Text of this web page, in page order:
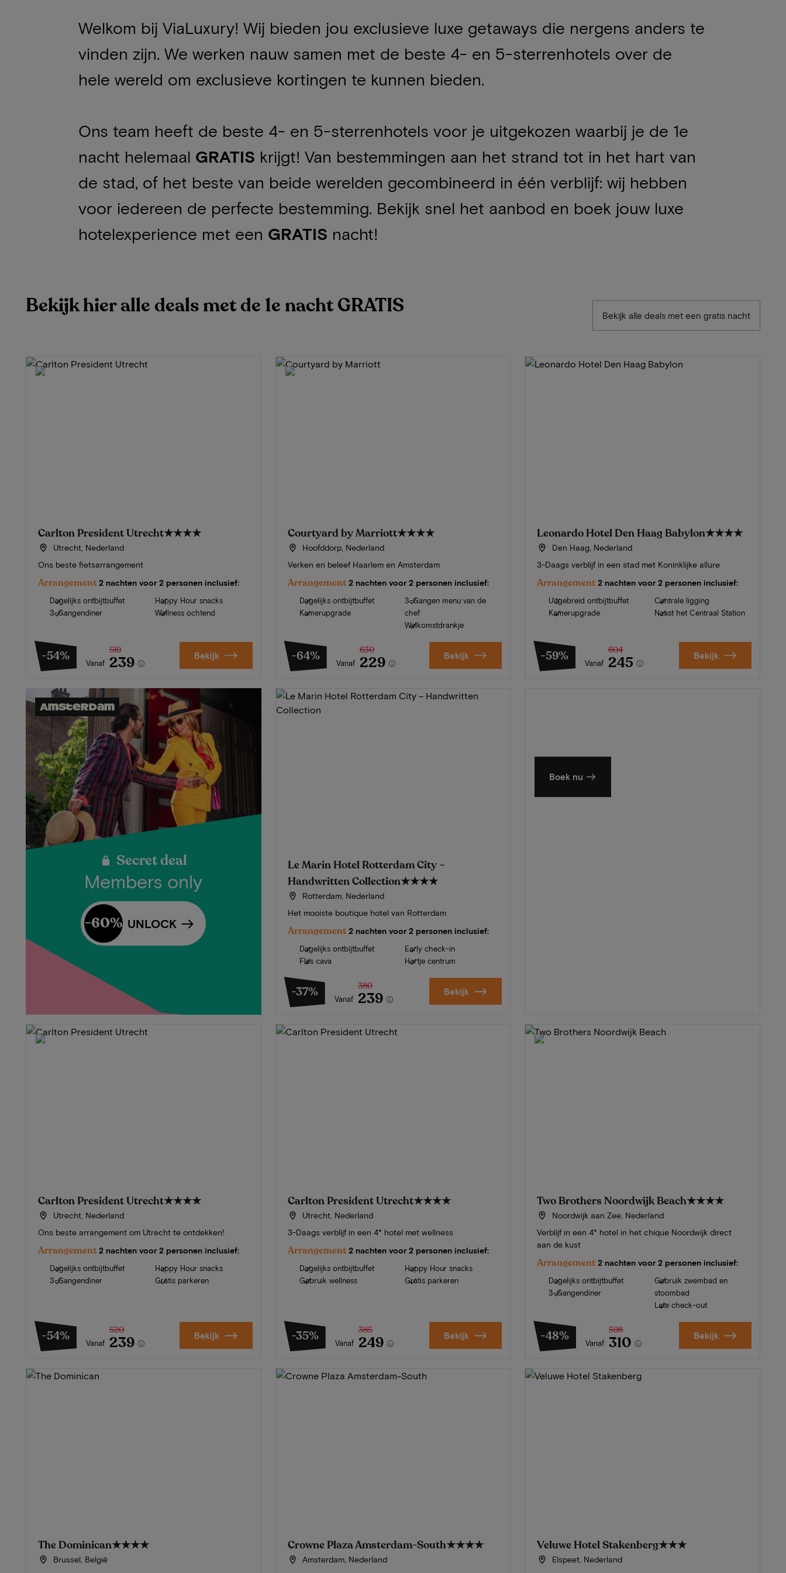
Welkom bij ViaLuxury! Wij bieden jou exclusieve luxe getaways die nergens anders te
vinden zijn. We werken nauw samen met de beste 4- en 5-sterrenhotels over de
hele wereld om exclusieve kortingen te kunnen bieden.
Ons team heeft de beste 4- en 5-sterrenhotels voor je uitgekozen waarbij je de 1e
nacht helemaal GRATIS krijgt! Van bestemmingen aan het strand tot in het hart van
de stad, of het beste van beide werelden gecombineerd in één verblijf: wij hebben
voor iedereen de perfecte bestemming. Bekijk snel het aanbod en boek jouw luxe
hotelexperience met een GRATIS nacht!
Bekijk hier alle deals met de 1e nacht GRATIS Bekijk alle deals met een gratis nacht
Carlton President Utrecht★★★★
Utrecht, Nederland
Ons beste fietsarrangement
Arrangement 2 nachten voor 2 personen inclusief:
Dagelijks ontbijtbuffet
3-Gangendiner
Happy Hour snacks
Wellness ochtend
-54% Vanaf
519
239 Bekijk
Courtyard by Marriott★★★★
Hoofddorp, Nederland
Verken en beleef Haarlem en Amsterdam
Arrangement 2 nachten voor 2 personen inclusief:
Dagelijks ontbijtbuffet
Kamerupgrade
3-Gangen menu van de
chef
Welkomstdrankje
-64% Vanaf
630
229 Bekijk
Leonardo Hotel Den Haag Babylon★★★★
Den Haag, Nederland
3-Daags verblijf in een stad met Koninklijke allure
Arrangement 2 nachten voor 2 personen inclusief:
Uitgebreid ontbijtbuffet
Kamerupgrade
Centrale ligging
Naast het Centraal Station
-59% Vanaf
604
245 Bekijk
Amsterdam
Secret deal
Members only
UNLOCK
-60%
Le Marin Hotel Rotterdam City –
Handwritten Collection★★★★
Rotterdam, Nederland
Het mooiste boutique hotel van Rotterdam
Arrangement 2 nachten voor 2 personen inclusief:
Dagelijks ontbijtbuffet
Fles cava
Early check-in
Hartje centrum
-37% Vanaf
380
239 Bekijk
Boek nu
Carlton President Utrecht★★★★
Utrecht, Nederland
Ons beste arrangement om Utrecht te ontdekken!
Arrangement 2 nachten voor 2 personen inclusief:
Dagelijks ontbijtbuffet
3-Gangendiner
Happy Hour snacks
Gratis parkeren
-54% Vanaf
520
239 Bekijk
Carlton President Utrecht★★★★
Utrecht, Nederland
3-Daags verblijf in een 4* hotel met wellness
Arrangement 2 nachten voor 2 personen inclusief:
Dagelijks ontbijtbuffet
Gebruik wellness
Happy Hour snacks
Gratis parkeren
-35% Vanaf
385
249 Bekijk
Two Brothers Noordwijk Beach★★★★
Noordwijk aan Zee, Nederland
Verblijf in een 4* hotel in het chique Noordwijk direct
aan de kust
Arrangement 2 nachten voor 2 personen inclusief:
Dagelijks ontbijtbuffet
3-Gangendiner
Gebruik zwembad en
stoombad
Late check-out
-48% Vanaf
598
310 Bekijk
The Dominican★★★★
Brussel, België
Crowne Plaza Amsterdam-South★★★★
Amsterdam, Nederland
Veluwe Hotel Stakenberg★★★
Elspeet, Nederland